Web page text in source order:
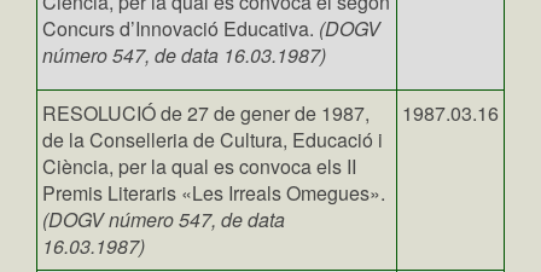
Concurs d’Innovació Educativa. (DOGV
número 547, de data 16.03.1987)
RESOLUCIÓ de 27 de gener de 1987,
de la Conselleria de Cultura, Educació i
Ciència, per la qual es convoca els II
Premis Literaris «Les Irreals Omegues».
(DOGV número 547, de data
16.03.1987)
1987.03.16